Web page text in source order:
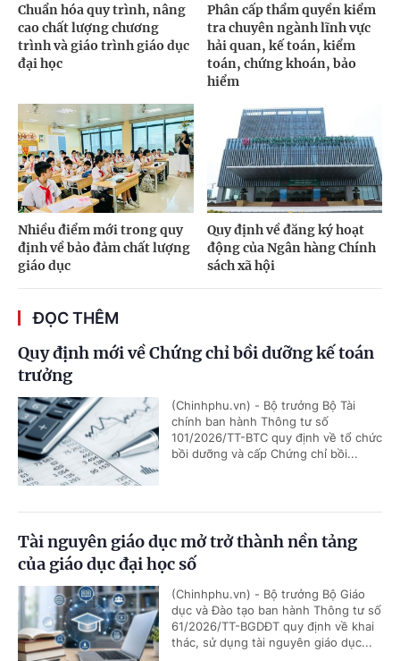
Chuẩn hóa quy trình, nâng
cao chất lượng chương
trình và giáo trình giáo dục
đại học
Phân cấp thẩm quyền kiểm
tra chuyên ngành lĩnh vực
hải quan, kế toán, kiểm
toán, chứng khoán, bảo
hiểm
Nhiều điểm mới trong quy
định về bảo đảm chất lượng
giáo dục
Quy định về đăng ký hoạt
động của Ngân hàng Chính
sách xã hội
ĐỌC THÊM
Quy định mới về Chứng chỉ bồi dưỡng kế toán
trưởng
(Chinhphu.vn) - Bộ trưởng Bộ Tài
chính ban hành Thông tư số
101/2026/TT-BTC quy định về tổ chức
bồi dưỡng và cấp Chứng chỉ bồi...
Tài nguyên giáo dục mở trở thành nền tảng
của giáo dục đại học số
(Chinhphu.vn) - Bộ trưởng Bộ Giáo
dục và Đào tạo ban hành Thông tư số
61/2026/TT-BGDĐT quy định về khai
thác, sử dụng tài nguyên giáo dục...